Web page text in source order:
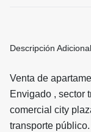
Descripción
Venta de
Envigado , sector
comercial city
transporte público.